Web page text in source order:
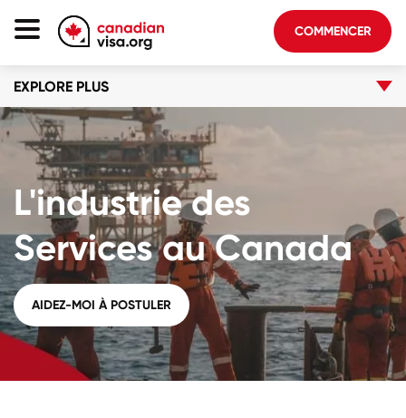
COMMENCER
EXPLORE PLUS
L'industrie des
Services au Canada
AIDEZ-MOI À POSTULER
Page D'accueil
Immigration Canada
À Propos De Nous
Blogue
COMMENCER
Connectez-vous au compte